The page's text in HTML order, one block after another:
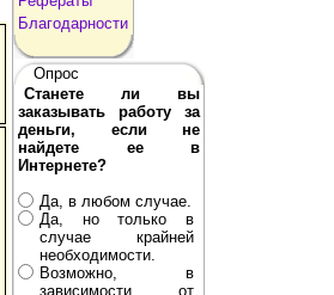
Благодарности
Опрос
Станете ли вы
заказывать работу за
деньги, если не
найдете ее в
Интернете?
Да, в любом случае.
Да, но только в
случае крайней
необходимости.
Возможно, в
зависимости от